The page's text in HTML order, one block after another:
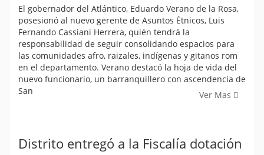
El gobernador del Atlántico, Eduardo Verano de la Rosa,
posesionó al nuevo gerente de Asuntos Étnicos, Luis
Fernando Cassiani Herrera, quién tendrá la
responsabilidad de seguir consolidando espacios para
las comunidades afro, raizales, indígenas y gitanos rom
en el departamento. Verano destacó la hoja de vida del
nuevo funcionario, un barranquillero con ascendencia de
San
Ver Mas
Distrito entregó a la Fiscalía dotación